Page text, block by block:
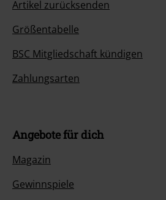
Artikel zurücksenden
Größentabelle
BSC Mitgliedschaft kündigen
Zahlungsarten
Angebote für dich
Magazin
Gewinnspiele